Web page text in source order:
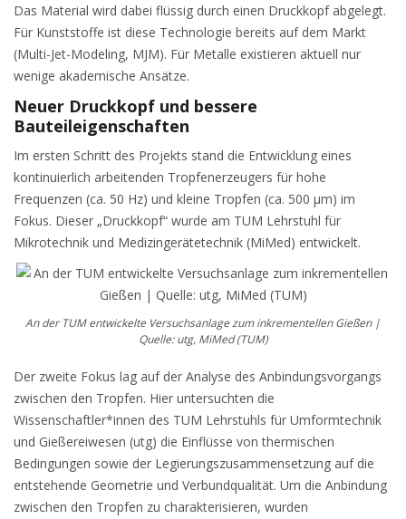
Das Material wird dabei flüssig durch einen Druckkopf abgelegt.
Für Kunststoffe ist diese Technologie bereits auf dem Markt
(Multi-Jet-Modeling, MJM). Für Metalle existieren aktuell nur
wenige akademische Ansätze.
Neuer Druckkopf und bessere
Bauteileigenschaften
Im ersten Schritt des Projekts stand die Entwicklung eines
kontinuierlich arbeitenden Tropfenerzeugers für hohe
Frequenzen (ca. 50 Hz) und kleine Tropfen (ca. 500 μm) im
Fokus. Dieser „Druckkopf“ wurde am TUM Lehrstuhl für
Mikrotechnik und Medizingerätetechnik (MiMed) entwickelt.
An der TUM entwickelte Versuchsanlage zum inkrementellen Gießen |
Quelle: utg, MiMed (TUM)
Der zweite Fokus lag auf der Analyse des Anbindungsvorgangs
zwischen den Tropfen. Hier untersuchten die
Wissenschaftler*innen des TUM Lehrstuhls für Umformtechnik
und Gießereiwesen (utg) die Einflüsse von thermischen
Bedingungen sowie der Legierungszusammensetzung auf die
entstehende Geometrie und Verbundqualität. Um die Anbindung
zwischen den Tropfen zu charakterisieren, wurden